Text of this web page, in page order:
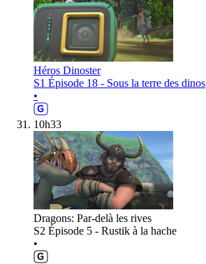
Héros Dinoster
S1 Épisode 18 - Sous la terre des dinos
•
10h33
Dragons: Par-delà les rives
S2 Épisode 5 - Rustik à la hache
•